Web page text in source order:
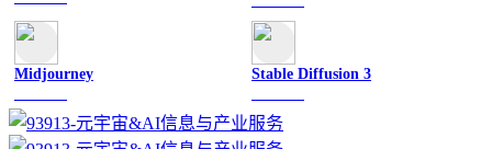
Midjourney Stable Diffusion 3